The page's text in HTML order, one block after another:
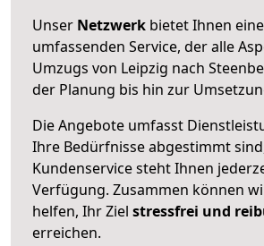
Unser Netzwerk bietet Ihnen
umfassenden Service, der alle
Umzugs von Leipzig nach
der Planung bis hin zur
Die Angebote umfasst
Ihre Bedürfnisse abgestimmt
Kundenservice steht Ihnen
Verfügung. Zusammen können
helfen, Ihr Ziel stressfrei und
erreichen.